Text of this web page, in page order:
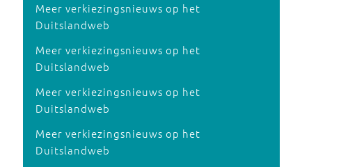
Meer verkiezingsnieuws op het
Duitslandweb
Meer verkiezingsnieuws op het
Duitslandweb
Meer verkiezingsnieuws op het
Duitslandweb
Meer verkiezingsnieuws op het
Duitslandweb